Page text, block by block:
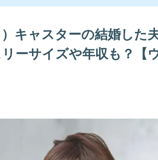
キャスターの結婚した
ーサイズや年収も？【